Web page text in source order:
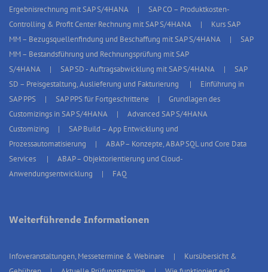
Ergebnisrechnung mit SAP S/4HANA
SAP CO – Produktkosten-
Controlling & Profit Center Rechnung mit SAP S/4HANA
Kurs SAP
MM – Bezugsquellenfindung und Beschaffung mit SAP S/4HANA
SAP
MM – Bestandsführung und Rechnungsprüfung mit SAP
S/4HANA
SAP SD - Auftragsabwicklung mit SAP S/4HANA
SAP
SD – Preisgestaltung, Auslieferung und Fakturierung
Einführung in
SAP PPS
SAP PPS für Fortgeschrittene
Grundlagen des
Customizings in SAP S/4HANA
Advanced SAP S/4HANA
Customizing
SAP Build – App Entwicklung und
Prozessautomatisierung
ABAP – Konzepte, ABAP SQL und Core Data
Services
ABAP – Objektorientierung und Cloud-
Anwendungsentwicklung
FAQ
Weiterführende Informationen
Infoveranstaltungen, Messetermine & Webinare
Kursübersicht &